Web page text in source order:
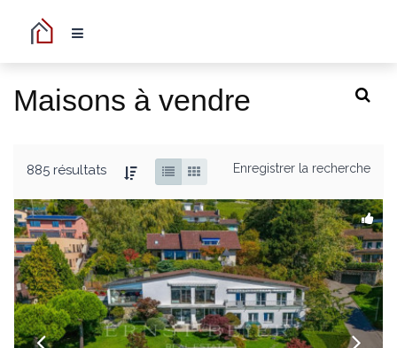
Maisons à vendre
885 résultats Enregistrer la recherche